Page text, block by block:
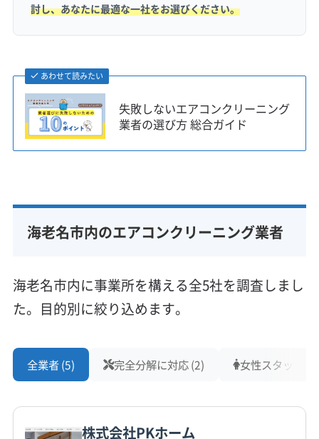
空気の質に敏感な子育て世帯の悩み
けるなど、住民の方々の健康意識が非常に高い
地域です。特に気密性の高いマンションで暮ら
す子育て世帯にとって、エアコンから出るカビ
海老名駅周辺、特に扇町や中央エリアは商業施
設やマンションが密集しているため、コインパ
あります。作業車両を停めるスペースの確保が
れたり、時間を要する丁寧な作業を避けるケー
討し、あなたに最適な一社をお選びください。
あわせて読みたい
失敗しないエアコンクリーニング
業者の選び方 総合ガイド
海老名市内のエアコンクリーニング業者
海老名市内に事業所を構える全5社を調査しまし
た。目的別に絞り込めます。
全業者 (5) 完全分解に対応 (2) 女性スタッフ在
株式会社PKホーム